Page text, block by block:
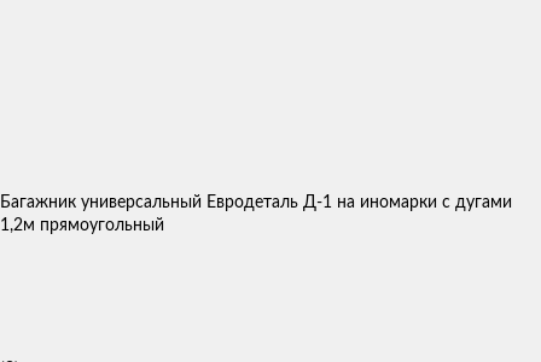
Багажник универсальный Евродеталь Д-1 на иномарки с дугами
1,2м прямоугольный